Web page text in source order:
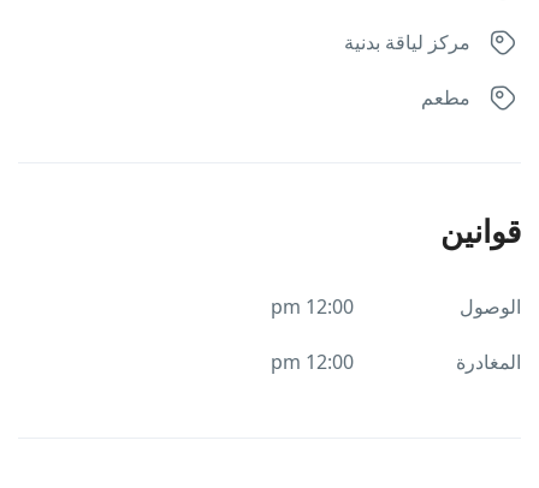
مركز لياقة بدنية
مطعم
قوانين
الوصول 12:00 pm
المغادرة 12:00 pm